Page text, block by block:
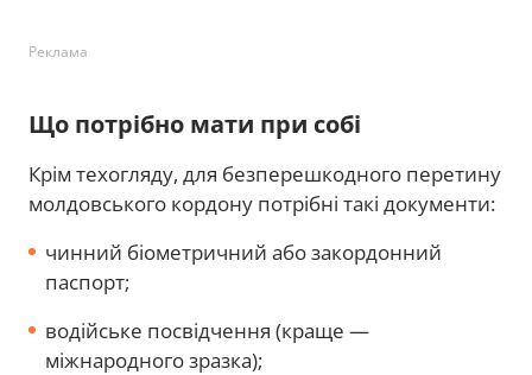
Реклама
Що потрібно мати при собі
Крім техогляду, для безперешкодного перетину
молдовського кордону потрібні такі документи:
чинний біометричний або закордонний
паспорт;
водійське посвідчення (краще —
міжнародного зразка);